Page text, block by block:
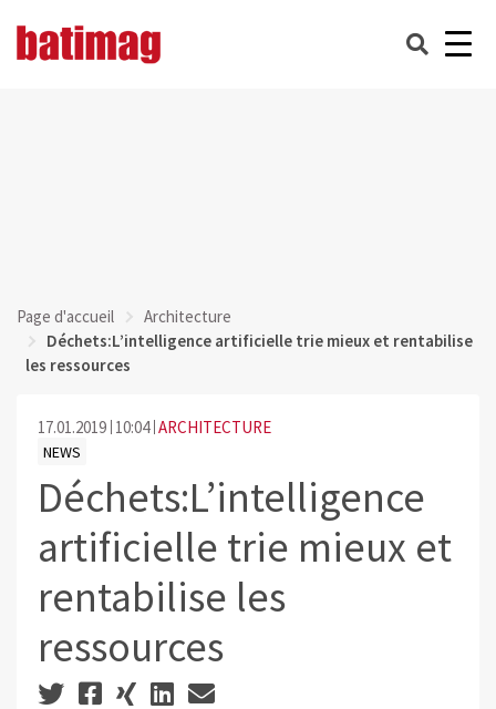
Page d'accueil
Architecture
Déchets:L’intelligence artificielle trie mieux et rentabilise
les ressources
17.01.2019 10:04 ARCHITECTURE
NEWS
Déchets:L’intelligence
artificielle trie mieux et
rentabilise les
ressources